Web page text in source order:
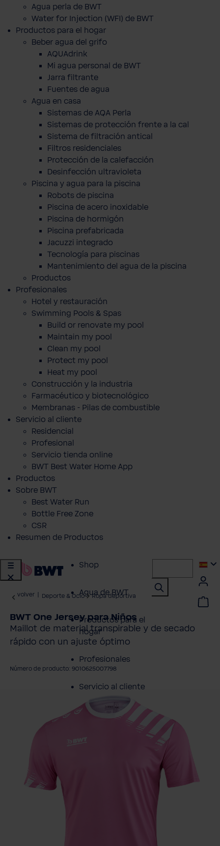
Agua perla de BWT
Water for Injection (WFI) de BWT
Productos para el hogar
Beber agua del grifo
AQUAdrink
Mi agua personal de BWT
Jarra filtrante
Fuentes de agua
Agua en casa
Sistemas de AQA Perla
Sistemas de protección frente a la cal
Sistema de filtración antical
Filtros residenciales
Protección de la calefacción
Desinfección ultravioleta
Piscina y agua para la piscina
Robots de piscina
Piscina de acero inoxidable
Piscina de hormigón
Piscina prefabricada
Jacuzzi integrado
Tecnología para piscinas
Mantenimiento del agua de la piscina
Productos
Profesionales
Hotel y restauración
Swimming Pools & Spas
Build or renovate my pool
Maintain my pool
Clean my pool
Protect my pool
Heat my pool
Construcción y la industria
Farmacéutico y biotecnológico
Membranas - Pilas de combustible
Servicio al cliente
Residencial
Profesional
Servicio tienda online
BWT Best Water Home App
Productos
Sobre BWT
Best Water Run
Bottle Free Zone
CSR
Resumen de Productos
Shop
Agua de BWT
Productos para el
hogar
Profesionales
Servicio al cliente
Productos
Sobre BWT
volver Deporte & Ocio Ropa deportiva
BWT One Jersey para Niños
Maillot de material transpirable y de secado
rápido con un ajuste óptimo
Número de producto: 9010625007798